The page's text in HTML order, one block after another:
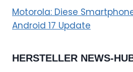
Motorola: Diese
Android 17 Update
HERSTELLER NEWS-